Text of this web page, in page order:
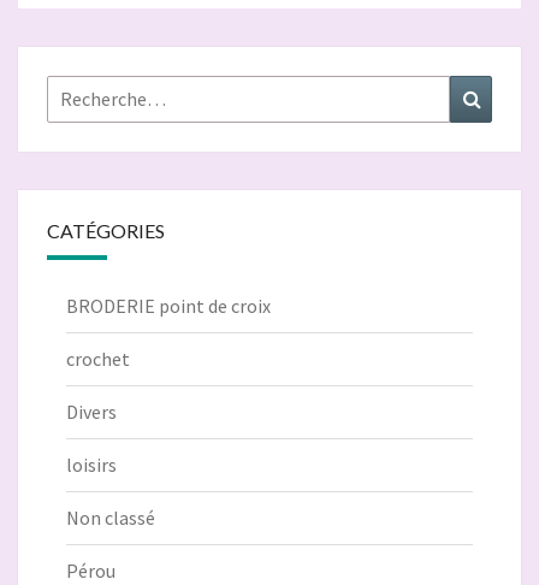
Rechercher :
CATÉGORIES
BRODERIE point de croix
crochet
Divers
loisirs
Non classé
Pérou